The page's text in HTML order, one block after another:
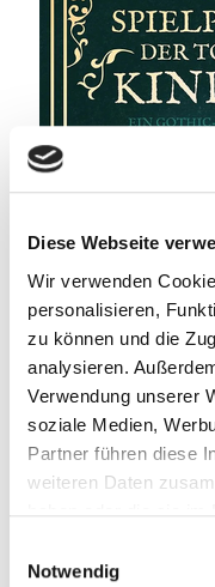
Diese Webseite
Wir verwenden
personalisieren,
zu können und die
analysieren.
Verwendung unserer
soziale Medien,
Partner führen diese
weiteren Daten
Notwendig